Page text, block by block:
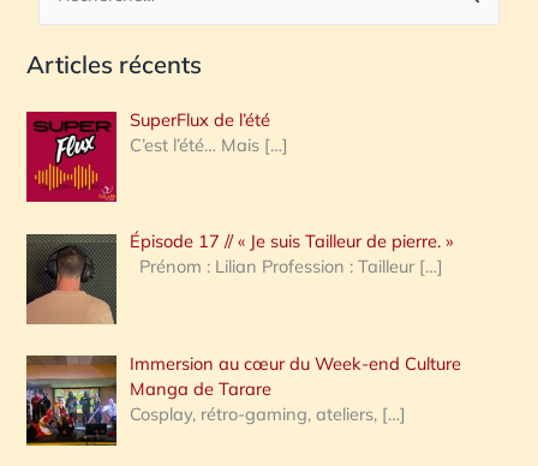
c
e
r
c
h
e
:
Articles récents
SuperFlux de l’été
C’est l’été… Mais […]
Épisode 17 // « Je suis Tailleur de pierre. »
Prénom : Lilian Profession : Tailleur […]
Immersion au cœur du Week-end Culture
Manga de Tarare
Cosplay, rétro-gaming, ateliers, […]